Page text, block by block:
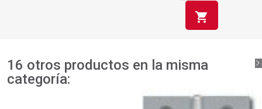
shopping_cart
16 otros productos en la misma
categoría: